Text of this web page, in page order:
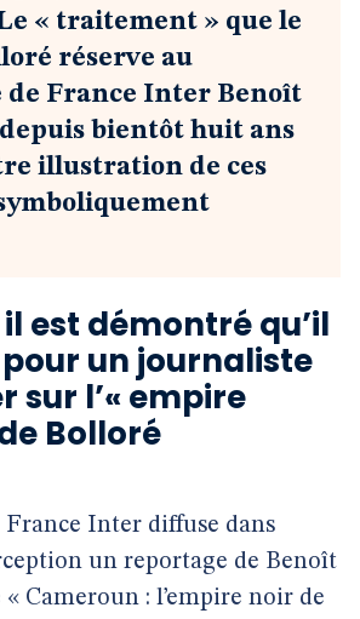
« traitement » que le
réserve au
France Inter Benoît
bientôt huit ans
illustration de ces
il est démontré qu’il
un journaliste
sur l’« empire
Bolloré
France Inter diffuse dans
un reportage de Benoît
Cameroun : l’empire noir de